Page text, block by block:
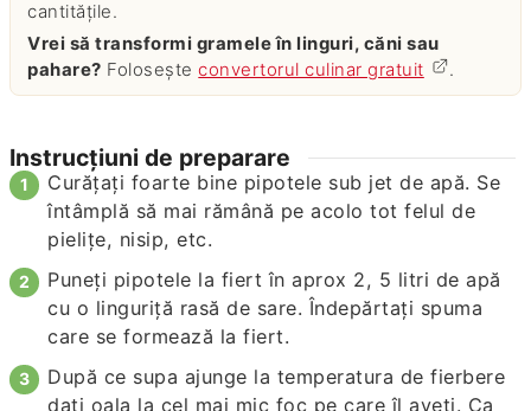
cantitățile.
Vrei să transformi gramele în linguri, căni sau
pahare? Foloseșteconvertorul culinar gratuit .
Instrucțiuni de preparare
Curăţaţi foarte bine pipotele sub jet de apă. Se
întâmplă să mai rămână pe acolo tot felul de
pieliţe, nisip, etc.
Puneţi pipotele la fiert în aprox 2, 5 litri de apă
cu o linguriţă rasă de sare. Îndepărtaţi spuma
care se formează la fiert.
După ce supa ajunge la temperatura de fierbere
daţi oala la cel mai mic foc pe care îl aveţi. Ca